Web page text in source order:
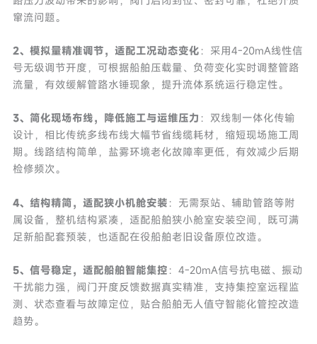
窜流问题。
2、模拟量精准调节，适配工况动态变化 ：采用4-20mA线性信
号无级调节开度，可根据船舶压载量、负荷变化实时调整管路
流量，有效缓解管路水锤现象，提升流体系统运行稳定性。
3、简化现场布线，降低施工与运维压力 ：双线制一体化传输
设计，相比传统多线布线大幅节省线缆耗材，缩短现场施工周
期。线路结构简单，盐雾环境老化故障率更低，有效减少后期
检修频次。
4、结构精简，适配狭小机舱安装 ：无需泵站、辅助管路等附
属设备，整机结构紧凑，适配船舶狭小舱室安装空间，既可满
足新船配套预装，也适配在役船舶老旧设备原位改造。
5、信号稳定，适配船舶智能集控 ：4-20mA信号抗电磁、振动
干扰能力强，阀门开度反馈数据真实精准，支持集控室远程监
测、状态查看与故障定位，贴合船舶无人值守智能化管控改造
趋势。